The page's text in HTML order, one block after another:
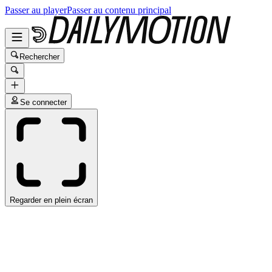
Passer au playerPasser au contenu principal
Rechercher
Se connecter
Regarder en plein écran